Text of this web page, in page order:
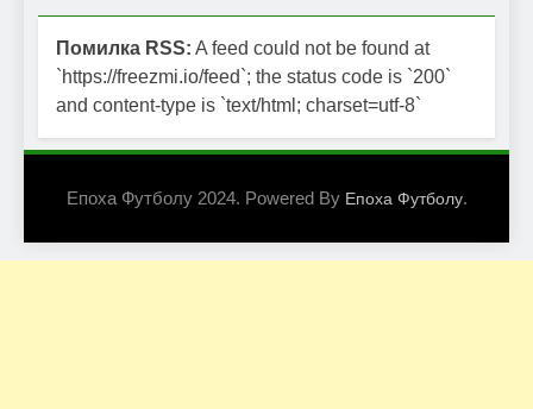
Помилка RSS: A feed could not be found at
`https://freezmi.io/feed`; the status code is `200`
and content-type is `text/html; charset=utf-8`
Епоха Футболу 2024. Powered By Епоха Футболу.